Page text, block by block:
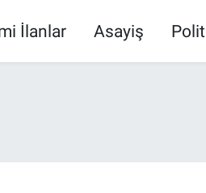
İlanlar Asayiş